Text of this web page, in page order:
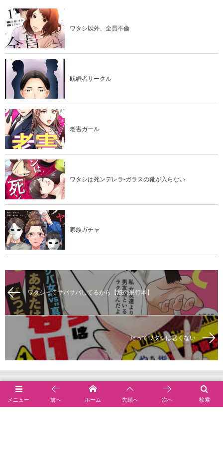
ワタシ以外、全員不倫
既婚者サークル
老害ガール
ワタシは死ンデレラ-ガラスの靴が入らない
家族ガチャ
ワタシってサバサバしてるから【紙の単行本】
だってワタシは悪くない
メニュー 検索
前へ ホーム 先頭へ 次へ